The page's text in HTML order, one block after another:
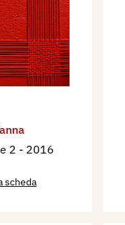
2 - 2016
scheda